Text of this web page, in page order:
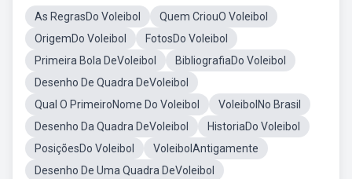
As RegrasDo Voleibol
Quem CriouO Voleibol
OrigemDo Voleibol
FotosDo Voleibol
Primeira Bola DeVoleibol
BibliografiaDo Voleibol
Desenho De Quadra DeVoleibol
Qual O PrimeiroNome Do Voleibol
VoleibolNo Brasil
Desenho Da Quadra DeVoleibol
HistoriaDo Voleibol
PosiçõesDo Voleibol
VoleibolAntigamente
Desenho De Uma Quadra DeVoleibol